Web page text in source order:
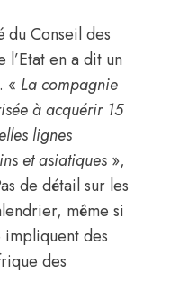
du Conseil des
en a dit un
« La compagnie
à acquérir 15
lignes
et asiatiques »,
de détail sur les
même si
impliquent des
des